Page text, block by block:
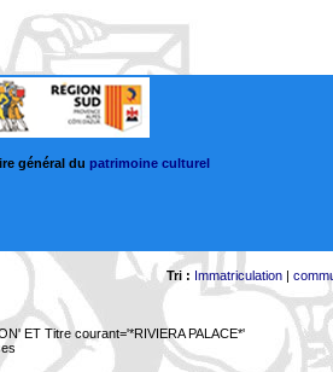
général du patrimoine culturel
Tri : Immatriculation|
ET Titre courant='*RIVIERA PALACE*'